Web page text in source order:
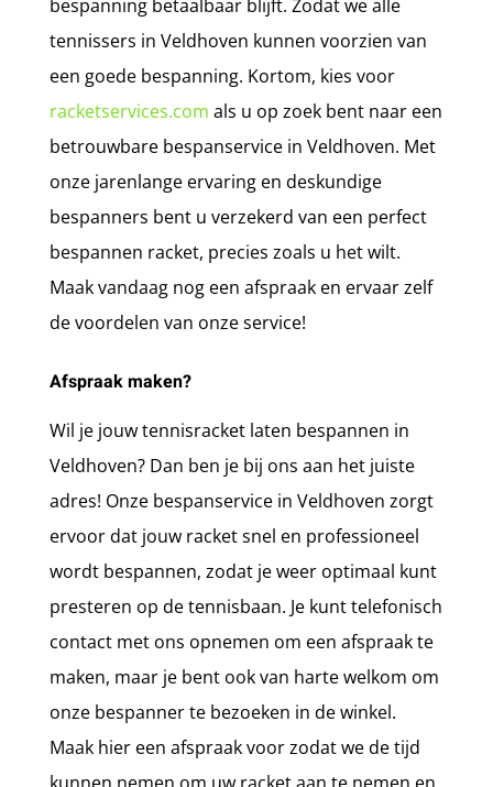
bespanning betaalbaar blijft. Zodat we alle
tennissers in Veldhoven kunnen voorzien van
een goede bespanning. Kortom, kies voor
racketservices.com als u op zoek bent naar een
betrouwbare bespanservice in Veldhoven. Met
onze jarenlange ervaring en deskundige
bespanners bent u verzekerd van een perfect
bespannen racket, precies zoals u het wilt.
Maak vandaag nog een afspraak en ervaar zelf
de voordelen van onze service!
Afspraak maken?
Wil je jouw tennisracket laten bespannen in
Veldhoven? Dan ben je bij ons aan het juiste
adres! Onze bespanservice in Veldhoven zorgt
ervoor dat jouw racket snel en professioneel
wordt bespannen, zodat je weer optimaal kunt
presteren op de tennisbaan. Je kunt telefonisch
contact met ons opnemen om een afspraak te
maken, maar je bent ook van harte welkom om
onze bespanner te bezoeken in de winkel.
Maak hier een afspraak voor zodat we de tijd